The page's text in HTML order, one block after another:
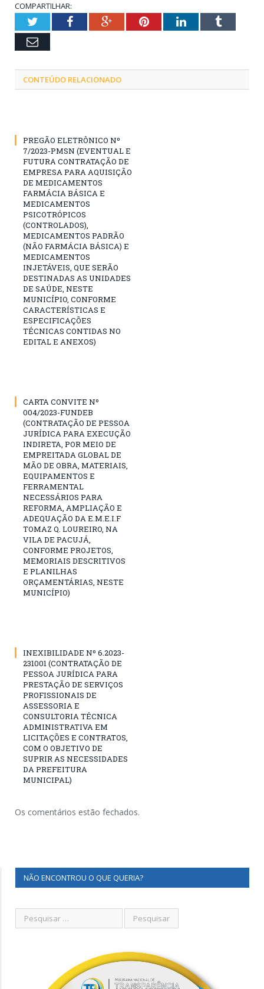
COMPARTILHAR:
TwitterFacebookGoogle+PinterestLinkedInTumblr
Email
CONTEÚDO RELACIONADO
PREGÃO ELETRÔNICO Nº
7/2023-PMSN (EVENTUAL E
FUTURA CONTRATAÇÃO DE
EMPRESA PARA AQUISIÇÃO
DE MEDICAMENTOS
FARMÁCIA BÁSICA E
MEDICAMENTOS
PSICOTRÓPICOS
(CONTROLADOS),
MEDICAMENTOS PADRÃO
(NÃO FARMÁCIA BÁSICA) E
MEDICAMENTOS
INJETÁVEIS, QUE SERÃO
DESTINADAS AS UNIDADES
DE SAÚDE, NESTE
MUNICÍPIO, CONFORME
CARACTERÍSTICAS E
ESPECIFICAÇÕES
TÉCNICAS CONTIDAS NO
EDITAL E ANEXOS)
CARTA CONVITE Nº
004/2023-FUNDEB
(CONTRATAÇÃO DE PESSOA
JURÍDICA PARA EXECUÇÃO
INDIRETA, POR MEIO DE
EMPREITADA GLOBAL DE
MÃO DE OBRA, MATERIAIS,
EQUIPAMENTOS E
FERRAMENTAL
NECESSÁRIOS PARA
REFORMA, AMPLIAÇÃO E
ADEQUAÇÃO DA E.M.E.I.F
TOMAZ Q. LOUREIRO, NA
VILA DE PACUJÁ,
CONFORME PROJETOS,
MEMORIAIS DESCRITIVOS
E PLANILHAS
ORÇAMENTÁRIAS, NESTE
MUNICÍPIO)
INEXIBILIDADE Nº 6.2023-
231001 (CONTRATAÇÃO DE
PESSOA JURÍDICA PARA
PRESTAÇÃO DE SERVIÇOS
PROFISSIONAIS DE
ASSESSORIA E
CONSULTORIA TÉCNICA
ADMINISTRATIVA EM
LICITAÇÕES E CONTRATOS,
COM O OBJETIVO DE
SUPRIR AS NECESSIDADES
DA PREFEITURA
MUNICIPAL)
Os comentários estão fechados.
NÃO ENCONTROU O QUE QUERIA?